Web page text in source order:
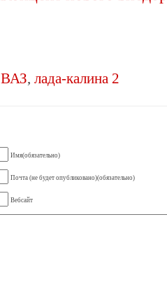
ВАЗ, лада-калина 2
Имя(обязательно)
Почта (не будет опубликовано)(обязательно)
Вебсайт